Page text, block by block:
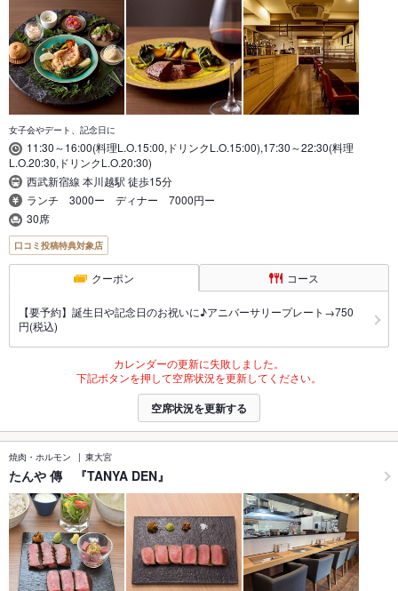
女子会やデート、記念日に
11:30～16:00(料理L.O.15:00,ドリンクL.O.15:00),17:30～22:30(料理
L.O.20:30,ドリンクL.O.20:30)
西武新宿線 本川越駅 徒歩15分
ランチ 3000ー ディナー 7000円ー
30席
口コミ投稿特典対象店
クーポン コース
【要予約】誕生日や記念日のお祝いに♪アニバーサリープレート→750
円(税込)
カレンダーの更新に失敗しました。
下記ボタンを押して空席状況を更新してください。
空席状況を更新する
焼肉・ホルモン 東大宮
たんや 傳 『TANYA DEN』